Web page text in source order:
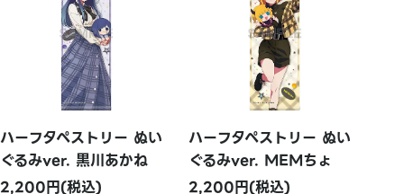
ハーフタペストリー ぬい
ぐるみver. 黒川あかね
2,200円(税込)
ハーフタペストリー ぬい
ぐるみver. MEMちょ
2,200円(税込)